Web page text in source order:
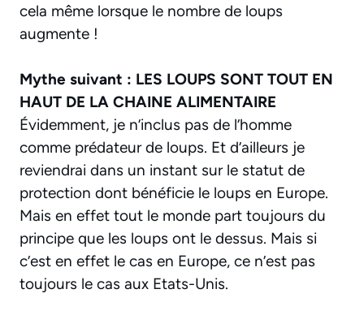
cela même lorsque le nombre de loups
augmente !
Mythe suivant : LES LOUPS SONT TOUT EN
HAUT DE LA CHAINE ALIMENTAIRE
Évidemment, je n’inclus pas de l’homme
comme prédateur de loups. Et d’ailleurs je
reviendrai dans un instant sur le statut de
protection dont bénéficie le loups en Europe.
Mais en effet tout le monde part toujours du
principe que les loups ont le dessus. Mais si
c’est en effet le cas en Europe, ce n’est pas
toujours le cas aux Etats-Unis.